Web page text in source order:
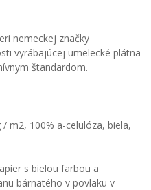
nemeckej značky
vyrábajúcej umelecké plátna
štandardom.
m2, 100% a-celulóza, biela,
s bielou farbou a
bárnatého v povlaku v